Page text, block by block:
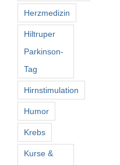
Herzmedizin
Hiltruper
Parkinson-
Tag
Hirnstimulation
Humor
Krebs
Kurse &